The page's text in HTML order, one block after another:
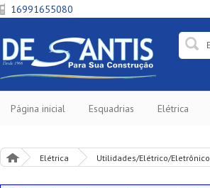
16991655080
Página inicial Esquadrias Elétrica
Elétrica Utilidades/Elétrico/Eletrônico